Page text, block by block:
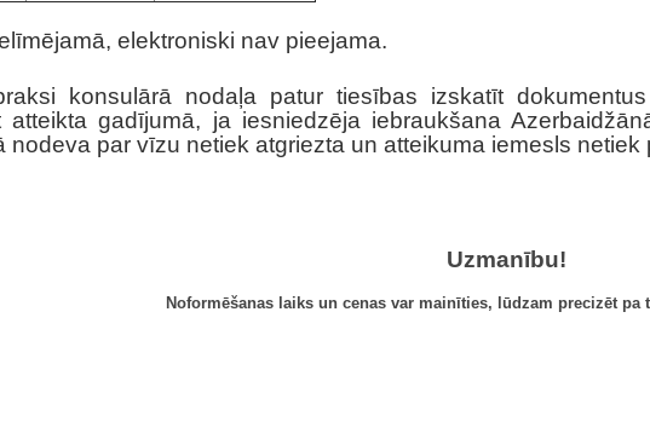
elektroniski nav pieejama.
konsulārā nodaļa patur tiesības izskatīt
gadījumā, ja iesniedzēja iebraukšana
par vīzu netiek atgriezta un atteikuma iemesls netiek
Uzmanību!
Noformēšanas laiks un cenas var mainīties, lūdzam precizēt pa